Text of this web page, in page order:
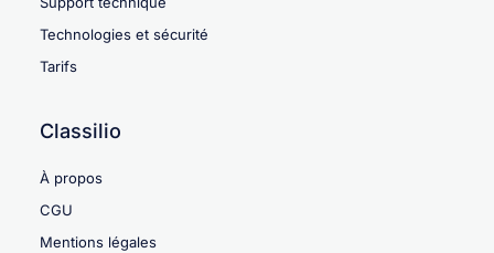
Technologies et sécurité
Tarifs
Classilio
À propos
CGU
Mentions légales